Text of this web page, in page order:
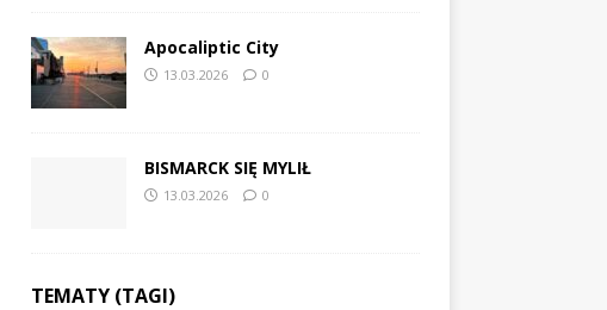
Apocaliptic City
13.03.2026 0
BISMARCK SIĘ MYLIŁ
13.03.2026 0
TEMATY (TAGI)